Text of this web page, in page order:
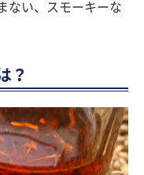
ない、スモーキーな
？